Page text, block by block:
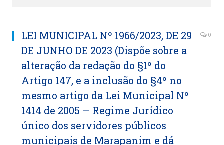
LEI MUNICIPAL Nº 1966/2023, DE 29
DE JUNHO DE 2023 (Dispõe sobre a
alteração da redação do §1º do
Artigo 147, e a inclusão do §4º no
mesmo artigo da Lei Municipal Nº
1414 de 2005 – Regime Jurídico
único dos servidores públicos
municipais de Marapanim e dá
0